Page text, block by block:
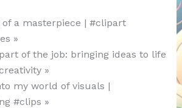
of a masterpiece | #clipart
»
of the job: bringing ideas to life
»
my world of visuals |
#clips »